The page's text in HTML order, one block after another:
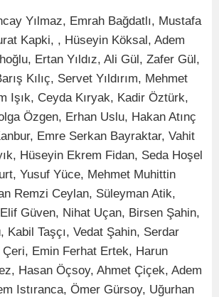
Yılmaz, Emrah Bağdatlı, Mustafa
Kapki, , Hüseyin Köksal, Adem
Ertan Yıldız, Ali Gül, Zafer Gül,
Kılıç, Servet Yıldırım, Mehmet
Işık, Ceyda Kıryak, Kadir Öztürk,
Özgen, Erhan Uslu, Hakan Atınç
Emre Serkan Bayraktar, Vahit
Hüseyin Ekrem Fidan, Seda Hoşel
Yusuf Yüce, Mehmet Muhittin
Remzi Ceylan, Süleyman Atik,
Güven, Nihat Uçan, Birsen Şahin,
Kabil Taşçı, Vedat Şahin, Serdar
Çeri, Emin Ferhat Ertek, Harun
Hasan Öçsoy, Ahmet Çiçek, Adem
Istıranca, Ömer Gürsoy, Uğurhan